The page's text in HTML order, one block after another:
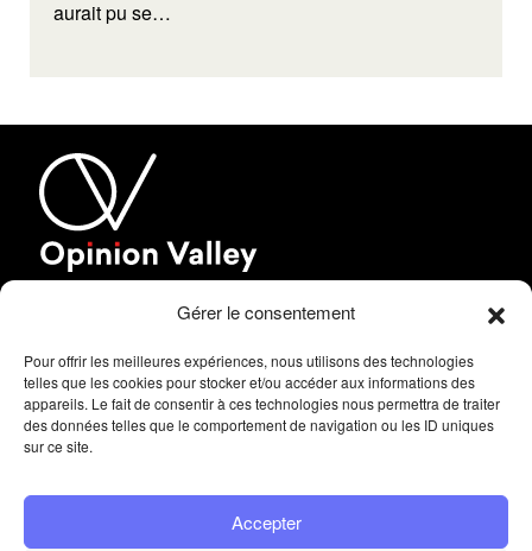
Gérer le consentement
Pour offrir les meilleures expériences, nous utilisons des technologies
telles que les cookies pour stocker et/ou accéder aux informations des
appareils. Le fait de consentir à ces technologies nous permettra de traiter
des données telles que le comportement de navigation ou les ID uniques
sur ce site.
Accepter
aurait pu se…
Contact